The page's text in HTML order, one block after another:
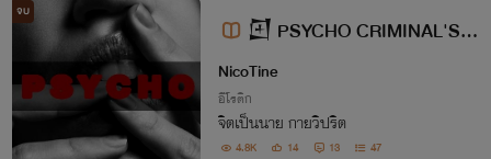
จบ
𒇻 PSYCHO CRIMINAL'S S
NicoTine
อีโรติก
จิตเป็นนาย กายวิปริต
4.8K 14 13 47